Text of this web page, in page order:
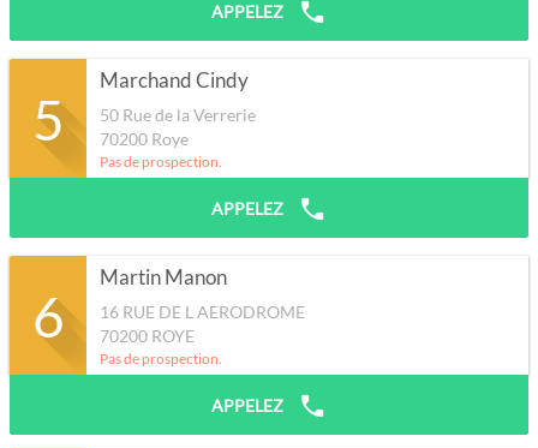
APPELEZ
5
Marchand Cindy
50 Rue de la Verrerie
70200 Roye
Pas de prospection.
APPELEZ
6
Martin Manon
16 RUE DE L AERODROME
70200 ROYE
Pas de prospection.
APPELEZ